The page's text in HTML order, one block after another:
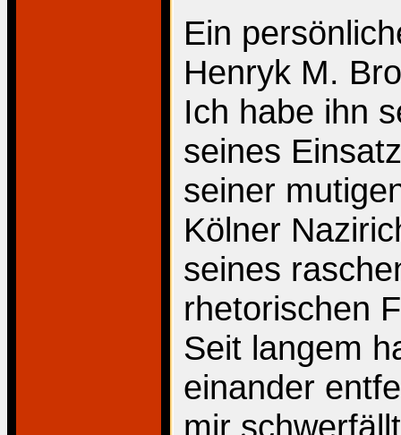
Ein
Henryk M.
Ich habe ihn
seines
seiner
Kölner
seines
rhetorischen
Seit langem
einander
mir